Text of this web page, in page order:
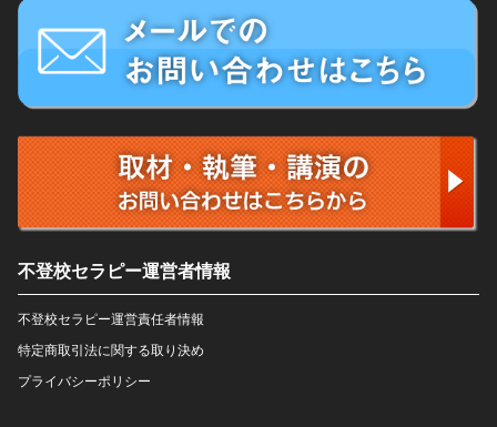
不登校セラピー運営者情報
不登校セラピー運営責任者情報
特定商取引法に関する取り決め
プライバシーポリシー